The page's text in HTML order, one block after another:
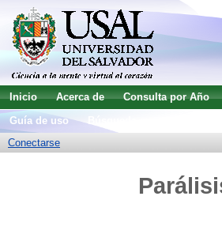
Inicio Acerca de Consulta por Año
Guía de uso
Conectarse